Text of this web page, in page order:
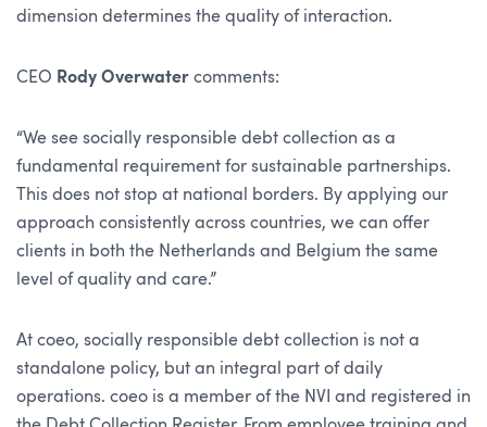
dimension determines the quality of interaction.
CEO Rody Overwater comments:
“We see socially responsible debt collection as a
fundamental requirement for sustainable partnerships.
This does not stop at national borders. By applying our
approach consistently across countries, we can offer
clients in both the Netherlands and Belgium the same
level of quality and care.”
At coeo, socially responsible debt collection is not a
standalone policy, but an integral part of daily
operations. coeo is a member of the NVI and registered in